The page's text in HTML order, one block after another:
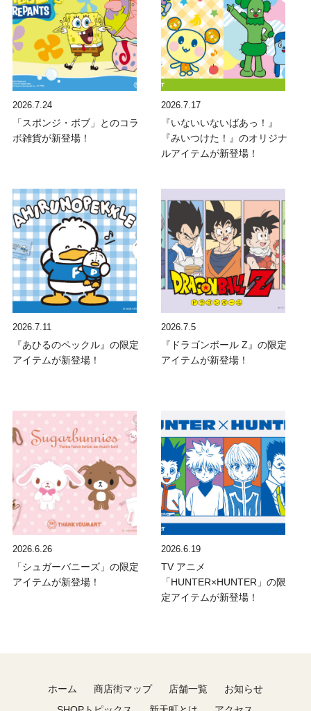
2026.7.24
「スポンジ・ボブ」とのコラ
ボ雑貨が新登場！
2026.7.17
『いないいないばあっ！』
『みいつけた！』のオリジナ
ルアイテムが新登場！
2026.7.11
『あひるのペックル』の限定
アイテムが新登場！
2026.7.5
『ドラゴンボール Z』の限定
アイテムが新登場！
2026.6.26
「シュガーバニーズ」の限定
アイテムが新登場！
2026.6.19
TV アニメ
「HUNTER×HUNTER」の限
定アイテムが新登場！
ホーム 商店街マップ 店舗一覧
お知らせ